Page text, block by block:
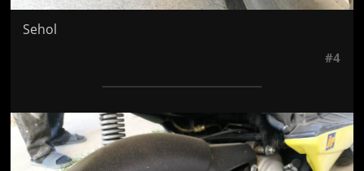
Sehol
#4
Jön még kép!